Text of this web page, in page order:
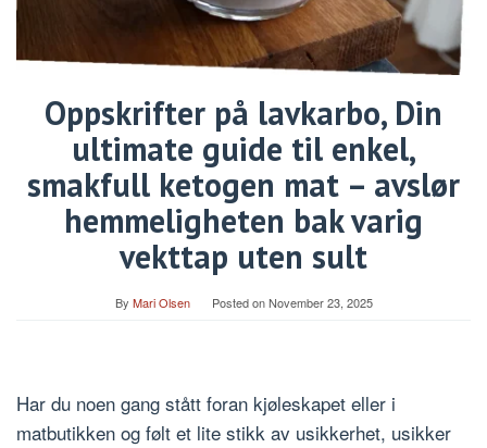
Oppskrifter på lavkarbo, Din
ultimate guide til enkel,
smakfull ketogen mat – avslør
hemmeligheten bak varig
vekttap uten sult
By Mari Olsen Posted onNovember 23, 2025
Har du noen gang stått foran kjøleskapet eller i
matbutikken og følt et lite stikk av usikkerhet, usikker